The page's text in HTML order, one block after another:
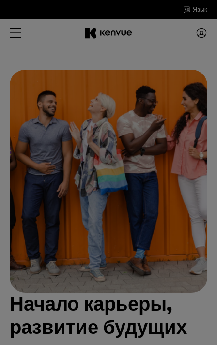
содержанию
Язык
Начало карьеры,
развитие будущих